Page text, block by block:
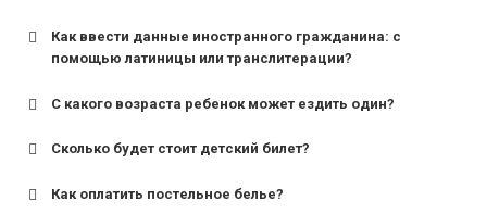
Как ввести данные иностранного гражданина: с
помощью латиницы или транслитерации?
С какого возраста ребенок может ездить один?
для поездов дальнего следования — от 10 лет и
Сколько будет стоит детский билет?
Как оплатить постельное белье?